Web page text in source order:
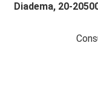
Diadema, 20-